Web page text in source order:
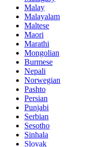
Malay
Malayalam
Maltese
Maori
Marathi
Mongolian
Burmese
Nepali
Norwegian
Pashto
Persian
Punjabi
Serbian
Sesotho
Sinhala
Slovak